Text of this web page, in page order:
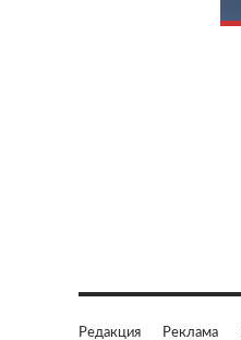
Редакция Реклама